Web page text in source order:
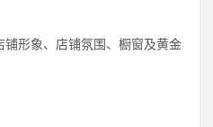
形象、店铺氛围、橱窗及黄金